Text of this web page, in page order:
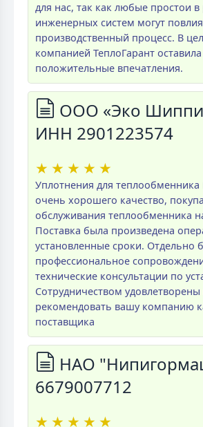
для нас, так как любые простои в
инженерных систем могут
производственный процесс. В
компанией ТеплоГарант
положительные впечатления.
ООО «Эко
ИНН 2901223574
★ ★ ★ ★ ★
Уплотнения для
очень хорошего качество,
обслуживания теплообменника
Поставка была произведена
установленные сроки. Отдельно
профессиональное
технические консультации по
Сотрудничеством удовлетворены
рекомендовать вашу компанию
поставщика
НАО
6679007712
★ ★ ★ ★ ★